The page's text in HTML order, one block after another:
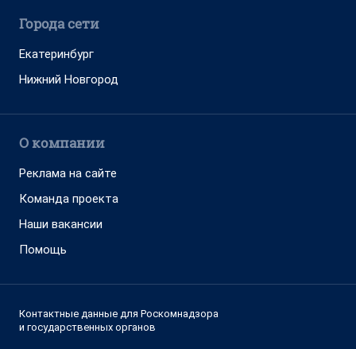
Города сети
Екатеринбург
Нижний Новгород
О компании
Реклама на сайте
Команда проекта
Наши вакансии
Помощь
Контактные данные для Роскомнадзора
и государственных органов